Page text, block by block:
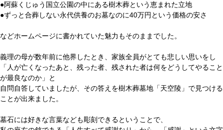
●阿蘇くじゅう国立公園の中にある樹木葬という恵まれた立地
●ずっと合葬しない永代供養のお墓なのに40万円という価格の安さ
などホームページに書かれていた魅力もそのままでした。
義理の母が数年前に他界したとき、家族全員がとても悲しい思いをし
「人が亡くなったあと、残った者、残された者は何をどうしてやること
が最良なのか」と
自問自答していましたが、その答えを樹木葬墓地「天空陵」で見つける
ことが出来ました。
墓石には好きな言葉なども彫刻できるということで、